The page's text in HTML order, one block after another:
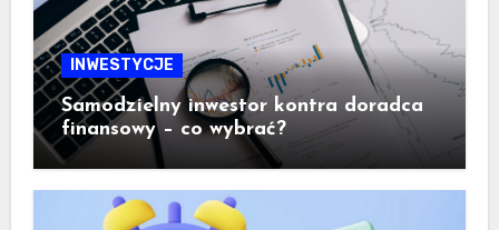
INWESTYCJE
Samodzielny inwestor kontra doradca
finansowy – co wybrać?